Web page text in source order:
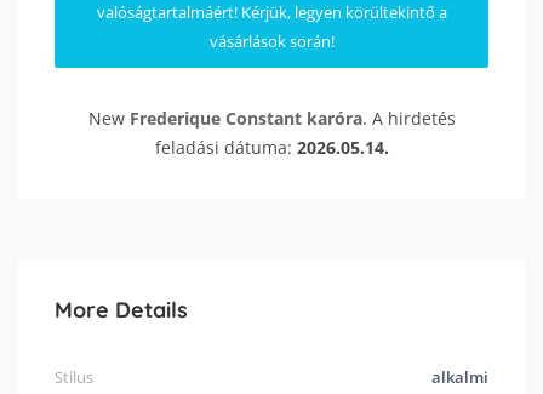
valóságtartalmáért! Kérjük, legyen körültekintő a
vásárlások során!
New Frederique Constant karóra. A hirdetés
feladási dátuma: 2026.05.14.
More Details
Stílus
alkalmi